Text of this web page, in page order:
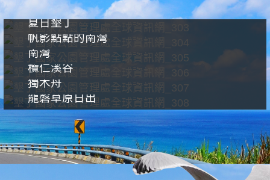
夏日墾丁
帆影點點的南灣
南灣
欖仁溪谷
獨木舟
龍磐草原日出